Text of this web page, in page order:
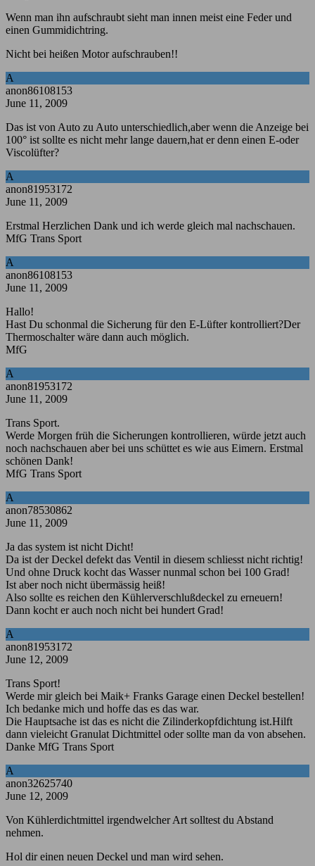
Wenn man ihn aufschraubt sieht man innen meist eine Feder und
einen Gummidichtring.
Nicht bei heißen Motor aufschrauben!!
A
anon86108153
June 11, 2009
Das ist von Auto zu Auto unterschiedlich,aber wenn die Anzeige bei
100° ist sollte es nicht mehr lange dauern,hat er denn einen E-oder
Viscolüfter?
A
anon81953172
June 11, 2009
Erstmal Herzlichen Dank und ich werde gleich mal nachschauen.
MfG Trans Sport
A
anon86108153
June 11, 2009
Hallo!
Hast Du schonmal die Sicherung für den E-Lüfter kontrolliert?Der
Thermoschalter wäre dann auch möglich.
MfG
A
anon81953172
June 11, 2009
Trans Sport.
Werde Morgen früh die Sicherungen kontrollieren, würde jetzt auch
noch nachschauen aber bei uns schüttet es wie aus Eimern. Erstmal
schönen Dank!
MfG Trans Sport
A
anon78530862
June 11, 2009
Ja das system ist nicht Dicht!
Da ist der Deckel defekt das Ventil in diesem schliesst nicht richtig!
Und ohne Druck kocht das Wasser nunmal schon bei 100 Grad!
Ist aber noch nicht übermässig heiß!
Also sollte es reichen den Kühlerverschlußdeckel zu erneuern!
Dann kocht er auch noch nicht bei hundert Grad!
A
anon81953172
June 12, 2009
Trans Sport!
Werde mir gleich bei Maik+ Franks Garage einen Deckel bestellen!
Ich bedanke mich und hoffe das es das war.
Die Hauptsache ist das es nicht die Zilinderkopfdichtung ist.Hilft
dann vieleicht Granulat Dichtmittel oder sollte man da von absehen.
Danke MfG Trans Sport
A
anon32625740
June 12, 2009
Von Kühlerdichtmittel irgendwelcher Art solltest du Abstand
nehmen.
Hol dir einen neuen Deckel und man wird sehen.